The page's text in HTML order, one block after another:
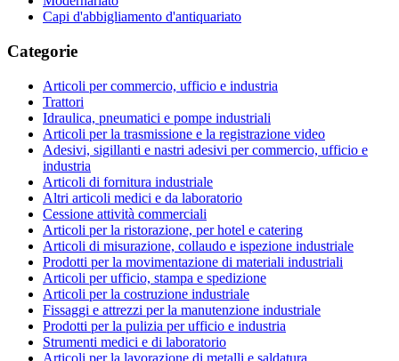
Capi d'abbigliamento d'antiquariato
Categorie
Articoli per commercio, ufficio e industria
Trattori
Idraulica, pneumatici e pompe industriali
Articoli per la trasmissione e la registrazione video
Adesivi, sigillanti e nastri adesivi per commercio, ufficio e
industria
Articoli di fornitura industriale
Altri articoli medici e da laboratorio
Cessione attività commerciali
Articoli per la ristorazione, per hotel e catering
Articoli di misurazione, collaudo e ispezione industriale
Prodotti per la movimentazione di materiali industriali
Articoli per ufficio, stampa e spedizione
Articoli per la costruzione industriale
Fissaggi e attrezzi per la manutenzione industriale
Prodotti per la pulizia per ufficio e industria
Strumenti medici e di laboratorio
Articoli per la lavorazione di metalli e saldatura